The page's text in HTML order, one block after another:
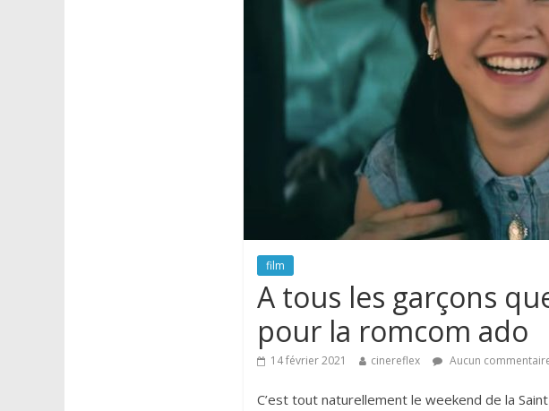
film
A tous les garçons
pour la romcom ado
14 février 2021 cinereflex Aucun
C’est tout naturellement le weekend de la